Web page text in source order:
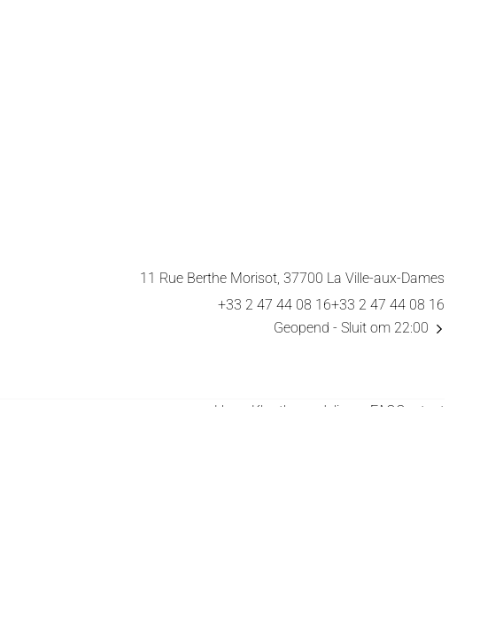
11 Rue Berthe Morisot, 37700 La Ville-aux-Dames
+33 2 47 44 08 16+33 2 47 44 08 16
Geopend - Sluit om 22:00
Home Klantbeoordelingen FAQ Contact